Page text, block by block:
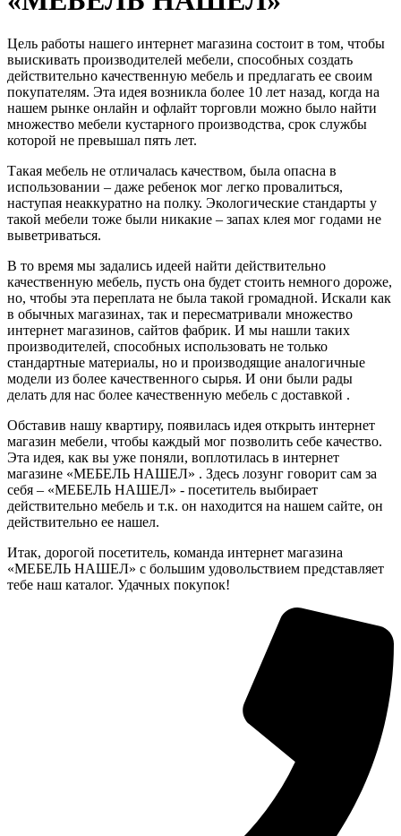
Цель работы нашего интернет магазина состоит в том, чтобы
выискивать производителей мебели, способных создать
действительно качественную мебель и предлагать ее своим
покупателям. Эта идея возникла более 10 лет назад, когда на
нашем рынке онлайн и офлайт торговли можно было найти
множество мебели кустарного производства, срок службы
которой не превышал пять лет.
Такая мебель не отличалась качеством, была опасна в
использовании – даже ребенок мог легко провалиться,
наступая неаккуратно на полку. Экологические стандарты у
такой мебели тоже были никакие – запах клея мог годами не
выветриваться.
В то время мы задались идеей найти действительно
качественную мебель, пусть она будет стоить немного дороже,
но, чтобы эта переплата не была такой громадной. Искали как
в обычных магазинах, так и пересматривали множество
интернет магазинов, сайтов фабрик. И мы нашли таких
производителей, способных использовать не только
стандартные материалы, но и производящие аналогичные
модели из более качественного сырья. И они были рады
делать для нас более качественную мебель с доставкой .
Обставив нашу квартиру, появилась идея открыть интернет
магазин мебели, чтобы каждый мог позволить себе качество.
Эта идея, как вы уже поняли, воплотилась в интернет
магазине «МЕБЕЛЬ НАШЕЛ» . Здесь лозунг говорит сам за
себя – «МЕБЕЛЬ НАШЕЛ» - посетитель выбирает
действительно мебель и т.к. он находится на нашем сайте, он
действительно ее нашел.
Итак, дорогой посетитель, команда интернет магазина
«МЕБЕЛЬ НАШЕЛ» с большим удовольствием представляет
тебе наш каталог. Удачных покупок!